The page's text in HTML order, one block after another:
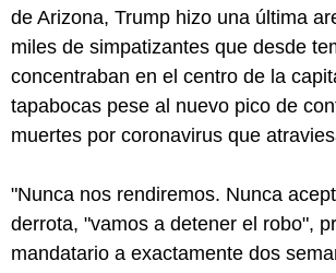
de Arizona, Trump hizo una última
miles de simpatizantes que desde
concentraban en el centro de la
tapabocas pese al nuevo pico de
muertes por coronavirus que
"Nunca nos rendiremos. Nunca
derrota, "vamos a detener el robo",
mandatario a exactamente dos